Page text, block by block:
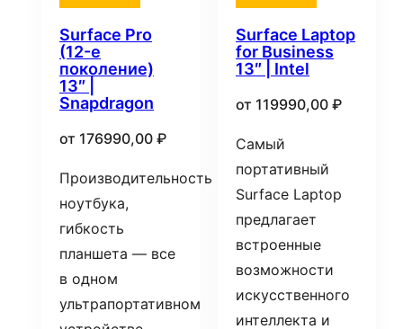
Surface Pro
(12-е
поколение)
13″ |
Snapdragon
от 176990,00 ₽
Производительность
ноутбука,
гибкость
планшета — все
в одном
ультрапортативном
Surface Laptop
for Business
13″ | Intel
от 119990,00 ₽
Самый
портативный
Surface Laptop
предлагает
встроенные
возможности
искусственного
интеллекта и